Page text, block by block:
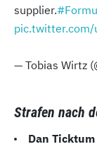
supplier.
pic.twitter.com/
— Tobias Wirtz
Strafen nach
Dan Ticktum